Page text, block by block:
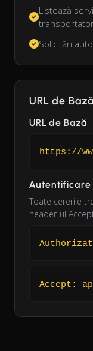
Listează
Solicitări
URL de
URL de Bază
https://
Autentificare
Toate cererile
header-ul
Accept: